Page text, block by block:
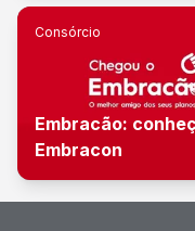
Consórcio
Embracão:
Embracon